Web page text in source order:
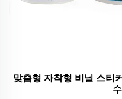
맞춤형 자착형 비닐 스티